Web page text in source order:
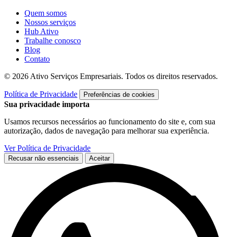
Quem somos
Nossos serviços
Hub Ativo
Trabalhe conosco
Blog
Contato
© 2026 Ativo Serviços Empresariais. Todos os direitos reservados.
Política de Privacidade Preferências de cookies
Sua privacidade importa
Usamos recursos necessários ao funcionamento do site e, com sua
autorização, dados de navegação para melhorar sua experiência.
Ver Política de Privacidade
Recusar não essenciais Aceitar